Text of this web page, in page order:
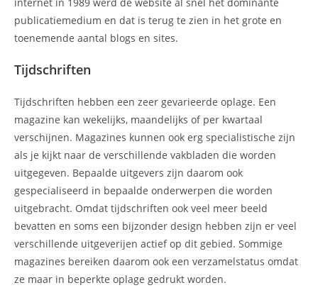
internet in 1989 werd de website al snel het dominante
publicatiemedium en dat is terug te zien in het grote en
toenemende aantal blogs en sites.
Tijdschriften
Tijdschriften hebben een zeer gevarieerde oplage. Een
magazine kan wekelijks, maandelijks of per kwartaal
verschijnen. Magazines kunnen ook erg specialistische zijn
als je kijkt naar de verschillende vakbladen die worden
uitgegeven. Bepaalde uitgevers zijn daarom ook
gespecialiseerd in bepaalde onderwerpen die worden
uitgebracht. Omdat tijdschriften ook veel meer beeld
bevatten en soms een bijzonder design hebben zijn er veel
verschillende uitgeverijen actief op dit gebied. Sommige
magazines bereiken daarom ook een verzamelstatus omdat
ze maar in beperkte oplage gedrukt worden.